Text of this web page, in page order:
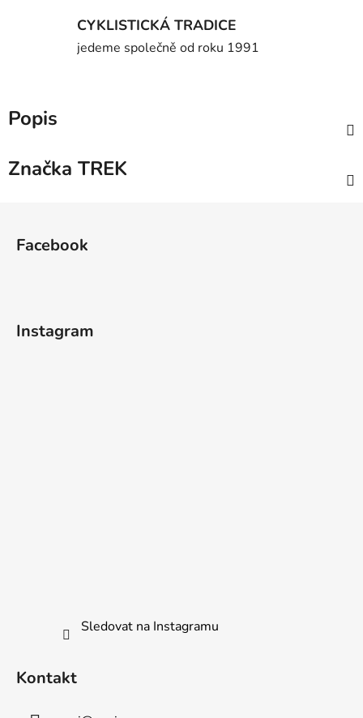
CYKLISTICKÁ TRADICE
jedeme společně od roku 1991
Popis
Značka TREK
Facebook
Instagram
Sledovat na Instagramu
Kontakt